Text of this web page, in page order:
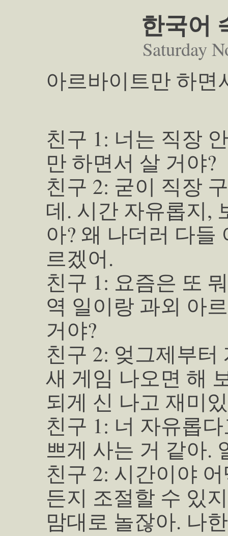
한국어
Saturday
아르바이트만 하면
친구 1: 너는 직장
만 하면서 살 거야?
친구 2: 굳이 직장
데. 시간 자유롭지,
아? 왜 나더러 다
르겠어.
친구 1: 요즘은 또
역 일이랑 과외 아
거야?
친구 2: 엊그제부
새 게임 나오면 해
되게 신 나고 재미
친구 1: 너 자유롭
쁘게 사는 거 같아.
친구 2: 시간이야
든지 조절할 수 있
맘대로 놀잖아. 나